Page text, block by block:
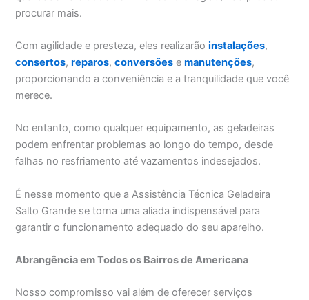
procurar mais.
Com agilidade e presteza, eles realizarãoinstalações,
consertos,reparos,conversões emanutenções,
proporcionando a conveniência e a tranquilidade que você
merece.
No entanto, como qualquer equipamento, as geladeiras
podem enfrentar problemas ao longo do tempo, desde
falhas no resfriamento até vazamentos indesejados.
É nesse momento que a Assistência Técnica Geladeira
Salto Grande se torna uma aliada indispensável para
garantir o funcionamento adequado do seu aparelho.
Abrangência em Todos os Bairros de Americana
Nosso compromisso vai além de oferecer serviços